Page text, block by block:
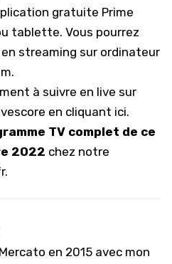
gratuite Prime
tablette. Vous pourrez
streaming sur ordinateur
.
à suivre en live sur
en cliquant ici.
TV complet de ce
2022 chez notre
.
en 2015 avec mon